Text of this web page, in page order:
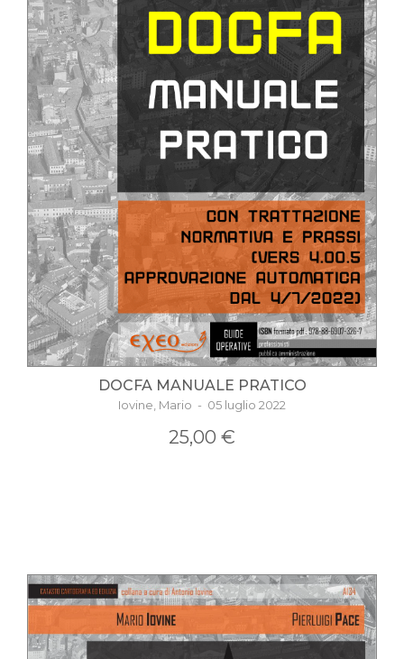
DOCFA MANUALE PRATICO
Iovine, Mario - 05 luglio 2022
25,00 €